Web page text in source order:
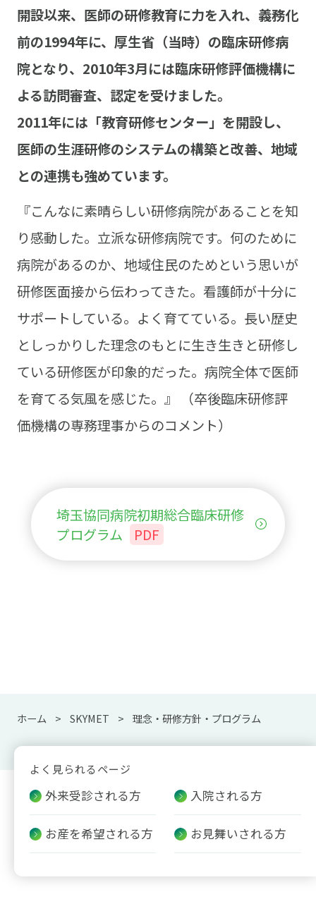
開設以来、医師の研修教育に力を入れ、義務化
前の1994年に、厚生省（当時）の臨床研修病
院となり、2010年3月には臨床研修評価機構に
よる訪問審査、認定を受けました。
2011年には「教育研修センター」を開設し、
医師の生涯研修のシステムの構築と改善、地域
との連携も強めています。
『こんなに素晴らしい研修病院があることを知
り感動した。立派な研修病院です。何のために
病院があるのか、地域住民のためという思いが
研修医面接から伝わってきた。看護師が十分に
サポートしている。よく育てている。長い歴史
としっかりした理念のもとに生き生きと研修し
ている研修医が印象的だった。病院全体で医師
を育てる気風を感じた。』 （卒後臨床研修評
価機構の専務理事からのコメント）
埼玉協同病院初期総合臨床研修
プログラム
PDF
ホーム SKYMET 理念・研修方針・プログラム
よく見られるページ
外来受診される方 入院される方
お産を希望される方 お見舞いされる方